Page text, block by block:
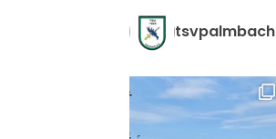
tsvpalmbach